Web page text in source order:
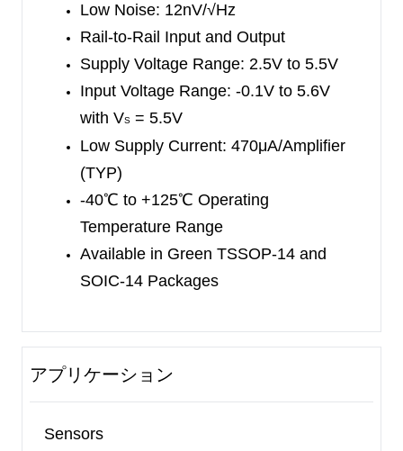
Low Noise: 12nV/√Hz
Rail-to-Rail Input and Output
Supply Voltage Range: 2.5V to 5.5V
Input Voltage Range: -0.1V to 5.6V
with VS = 5.5V
Low Supply Current: 470μA/Amplifier
(TYP)
-40℃ to +125℃ Operating
Temperature Range
Available in Green TSSOP-14 and
SOIC-14 Packages
アプリケーション
Sensors